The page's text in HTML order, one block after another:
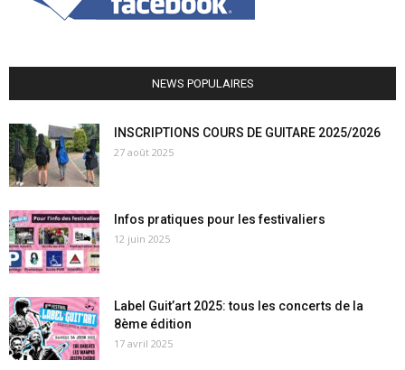
NEWS POPULAIRES
INSCRIPTIONS COURS DE GUITARE 2025/2026
27 août 2025
Infos pratiques pour les festivaliers
12 juin 2025
Label Guit’art 2025: tous les concerts de la
8ème édition
17 avril 2025